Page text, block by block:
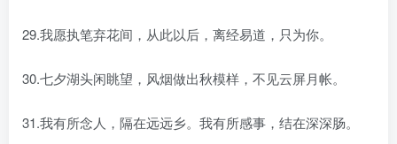
29.我愿执笔弃花间，从此以后，离经易道，只为你。
30.七夕湖头闲眺望，风烟做出秋模样，不见云屏月帐。
31.我有所念人，隔在远远乡。我有所感事，结在深深肠。